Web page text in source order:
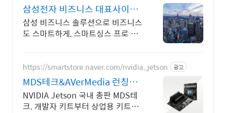
삼성전자 비즈니스 대표사이트
본사 공식 운영 견적문의
삼성 비즈니스 솔루션으로 비즈니스
도 스마트하게, 스마트싱스 프로 솔
https://smartstore.naver.com/nvidia_jetson 광고
MDS테크&AVerMedia 런칭기
념할인이벤트
NVIDIA Jetson 국내 총판 MDS테
크. 개발자 키트부터 상업용 키트까